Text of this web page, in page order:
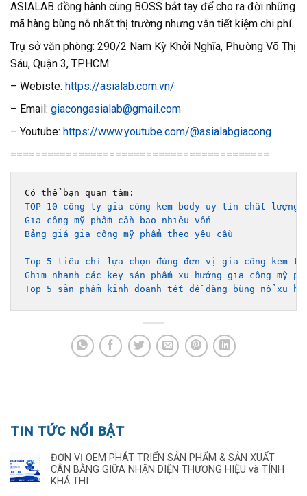
ASIALAB đồng hành cùng BOSS bắt tay để cho ra đời những
mã hàng bùng nỗ nhất thị trường nhưng vẫn tiết kiệm chi phí.
Trụ sở văn phòng: 290/2 Nam Kỳ Khởi Nghĩa, Phường Võ Thị
Sáu, Quận 3, TP.HCM
– Webiste: https://asialab.com.vn/
– Email: giacongasialab@gmail.com
– Youtube: https://www.youtube.com/@asialabgiacong
==========================================
TOP 10 công ty gia công kem body uy tín chất lượng
Gia công mỹ phẩm cần bao nhiêu vốn
Bảng giá gia công mỹ phẩm theo yêu cầu
Top 5 tiêu chí lựa chọn đúng đơn vị gia công kem
Ghim nhanh các key sản phẩm xu hướng gia công mỹ
Top 5 sản phẩm kinh doanh tết dễ dàng bùng nổ xu
TIN TỨC NỔI BẬT
ĐƠN VỊ OEM PHÁT TRIỂN SẢN PHẨM & SẢN XUẤT
CÂN BẰNG GIỮA NHẬN DIỆN THƯƠNG HIỆU và TÍNH
KHẢ THI